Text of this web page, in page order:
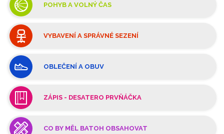
POHYB A VOLNÝ ČAS
VYBAVENÍ A SPRÁVNÉ SEZENÍ
OBLEČENÍ A OBUV
ZÁPIS - DESATERO PRVŇÁČKA
CO BY MĚL BATOH OBSAHOVAT